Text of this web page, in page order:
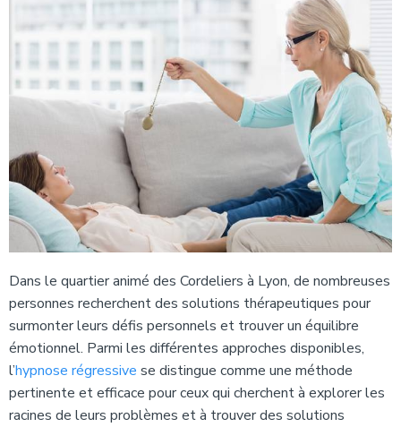
Dans le quartier animé des Cordeliers à Lyon, de nombreuses
personnes recherchent des solutions thérapeutiques pour
surmonter leurs défis personnels et trouver un équilibre
émotionnel. Parmi les différentes approches disponibles,
l’hypnose régressive se distingue comme une méthode
pertinente et efficace pour ceux qui cherchent à explorer les
racines de leurs problèmes et à trouver des solutions